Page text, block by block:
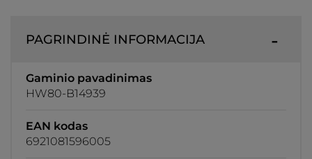
PAGRINDINĖ INFORMACIJA
Gaminio pavadinimas
HW80-B14939
EAN kodas
6921081596005